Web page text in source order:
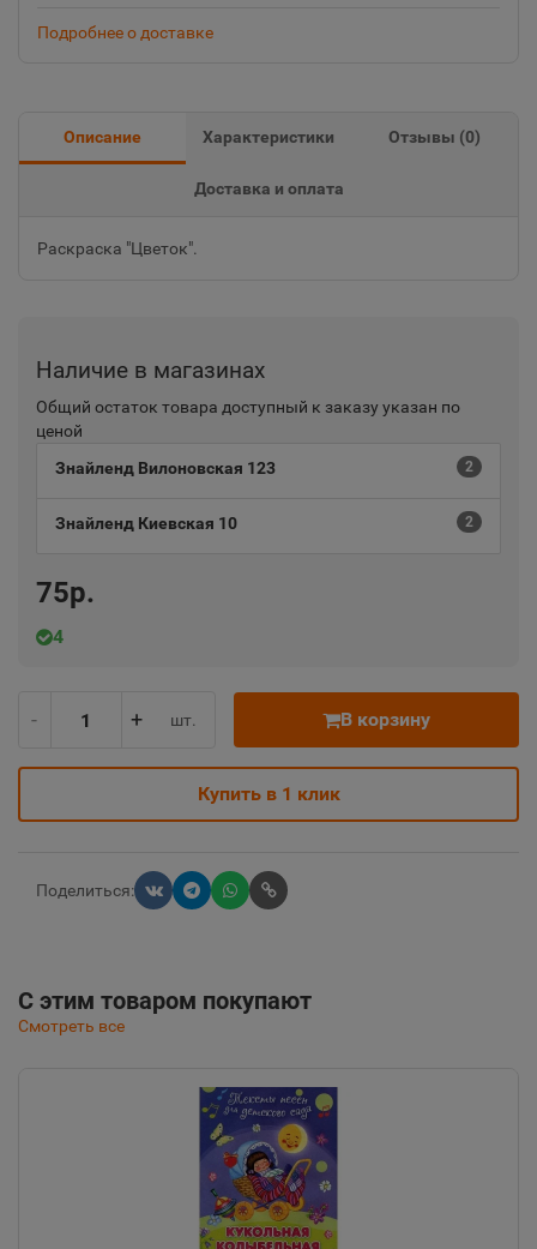
Подробнее о доставке
Описание Характеристики Отзывы (0)
Доставка и оплата
Раскраска "Цветок".
Наличие в магазинах
Общий остаток товара доступный к заказу указан по
ценой
Знайленд Вилоновская 123
2
Знайленд Киевская 10 2
75р.
4
- + шт. В корзину
Купить в 1 клик
Поделиться:
С этим товаром покупают
Смотреть все